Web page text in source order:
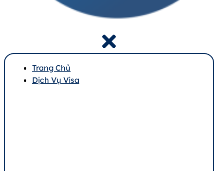
Trang Chủ
Dịch Vụ Visa